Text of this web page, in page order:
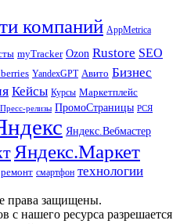
компаний AppMetrica
myTracker Ozon Rustore SEO
YandexGPT Авито Бизнес
Кейсы Курсы Маркетплейс
Пресс-релизы ПромоСтраницы РСЯ
Яндекс.Вебмастер
Яндекс.Маркет
ремонт смартфон технологии
права защищены.
с нашего ресурса разрешается